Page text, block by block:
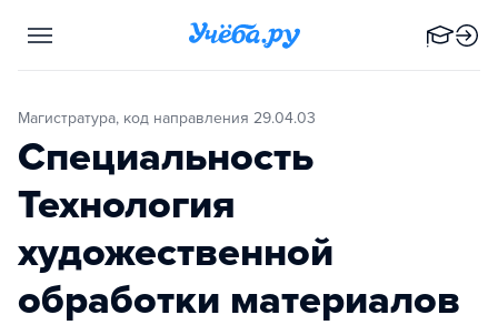
Магистратура, код направления 29.04.03
Специальность
Технология
художественной
обработки материалов